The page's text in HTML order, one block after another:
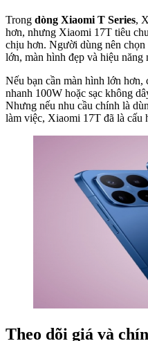
Trong dòng Xiaomi T Series,
hơn, nhưng Xiaomi 17T tiêu
chịu hơn. Người dùng nên
lớn, màn hình đẹp và hiệu
Nếu bạn cần màn hình lớn
nhanh 100W hoặc sạc không
Nhưng nếu nhu cầu chính là
làm việc, Xiaomi 17T đã là cấu
Theo dõi giá và